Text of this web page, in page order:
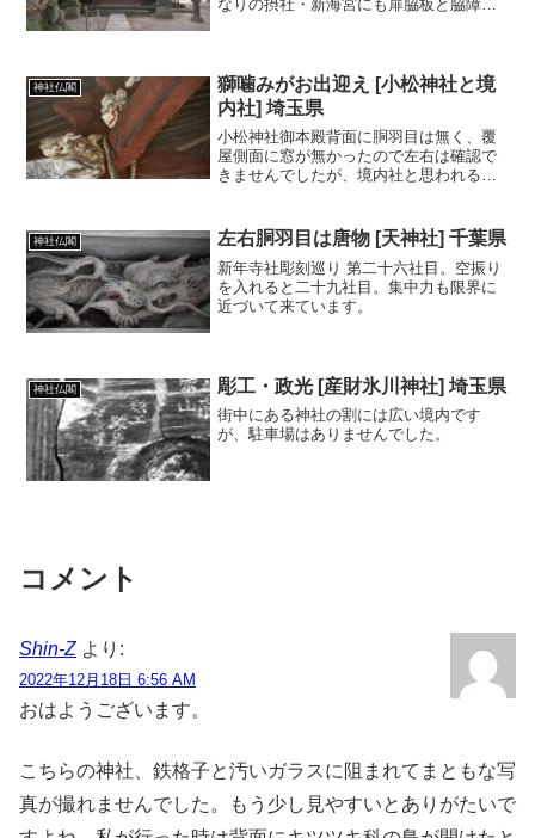
なりの摂社・新海宮にも扉脇板と脇障子
神社仏閣
獅噛みがお出迎え [小松神社と境
内社] 埼玉県
小松神社御本殿背面に胴羽目は無く、覆
屋側面に窓が無かったので左右は確認で
きませんでしたが、境内社と思われる御
神社仏閣 左右胴羽目は唐物 [天神社] 千葉県
新年寺社彫刻巡り 第二十六社目。空振り
を入れると二十九社目。集中力も限界に
近づいて来ています。
神社仏閣 彫工・政光 [産財氷川神社] 埼玉県
街中にある神社の割には広い境内です
が、駐車場はありませんでした。
コメント
Shin-Z より:
2022年12月18日 6:56 AM
おはようございます。
こちらの神社、鉄格子と汚いガラスに阻まれてまともな写
真が撮れませんでした。もう少し見やすいとありがたいで